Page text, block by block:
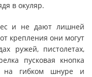
в окуляр.
и не дают лишней
крепления они могут
ружей, пистолетах,
пусковая кнопка
на гибком шнуре и